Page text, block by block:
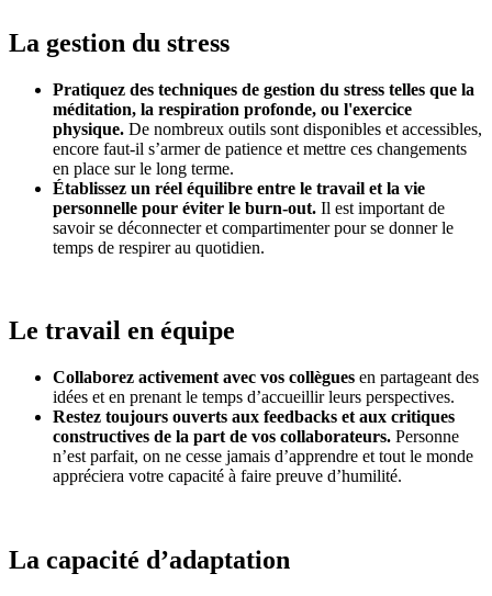
La gestion du stress
Pratiquez des techniques de gestion du stress telles que la
méditation, la respiration profonde, ou l'exercice
physique. De nombreux outils sont disponibles et accessibles,
encore faut-il s’armer de patience et mettre ces changements
en place sur le long terme.
Établissez un réel équilibre entre le travail et la vie
personnelle pour éviter le burn-out. Il est important de
savoir se déconnecter et compartimenter pour se donner le
temps de respirer au quotidien.
Le travail en équipe
Collaborez activement avec vos collègues en partageant des
idées et en prenant le temps d’accueillir leurs perspectives.
Restez toujours ouverts aux feedbacks et aux critiques
constructives de la part de vos collaborateurs. Personne
n’est parfait, on ne cesse jamais d’apprendre et tout le monde
appréciera votre capacité à faire preuve d’humilité.
La capacité d’adaptation